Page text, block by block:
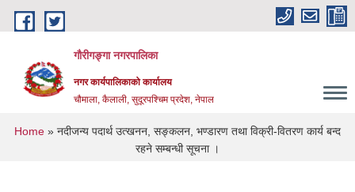
Skip to main content
गौरीगङ्गा नगरपालिका
नगर कार्यपालिकाको कार्यालय
चौमाला, कैलाली, सुदूरपश्चिम प्रदेश, नेपाल
You are here
Home » नदीजन्य पदार्थ उत्खनन, सङ्कलन, भण्डारण तथा विक्री-वितरण कार्य बन्द
रहने सम्बन्धी सूचना ।